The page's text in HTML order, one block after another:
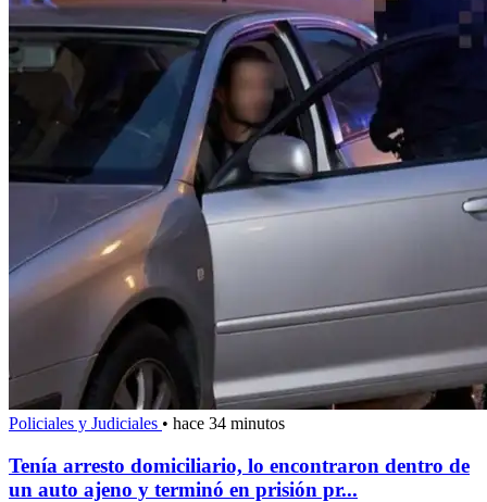
Policiales y Judiciales • hace 34 minutos
Tenía arresto domiciliario, lo encontraron dentro de
un auto ajeno y terminó en prisión pr...